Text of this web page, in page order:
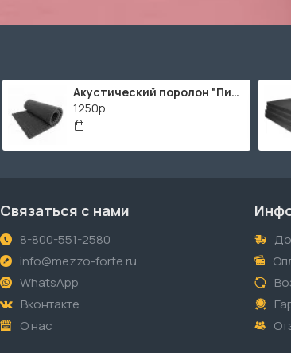
Акустический поролон "Пирамида" / 2000х1000мм
1250р.
Связаться с нами
8-800-551-2580
info@mezzo-forte.ru
WhatsApp
Вконтакте
О нас